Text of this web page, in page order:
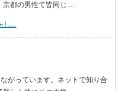
都の男性て皆同じ ...
し...
がっています。ネットで知り合